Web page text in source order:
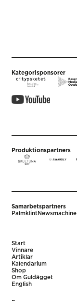
Kategorisponsorer
Produktionspartners
Samarbetspartners
PalmklintNewsmachine
Start
Vinnare
Artiklar
Kalendarium
Shop
Om Guldägget
English